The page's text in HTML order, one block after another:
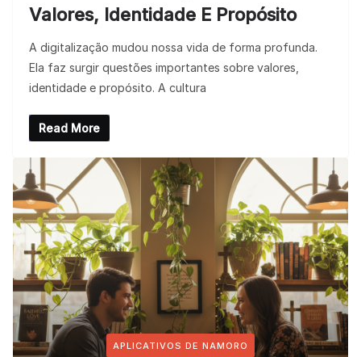
Valores, Identidade E Propósito
A digitalização mudou nossa vida de forma profunda.
Ela faz surgir questões importantes sobre valores,
identidade e propósito. A cultura
Read More
APLICATIVOS DE NAMORO